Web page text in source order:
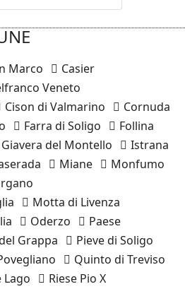
Marco
Casier
Veneto
Cison di Valmarino
Cornuda
Farra di Soligo
Follina
Giavera del Montello
Istrana
Miane
Monfumo
Motta di Livenza
Oderzo
Paese
Grappa
Pieve di Soligo
Quinto di Treviso
Lago
Riese Pio X